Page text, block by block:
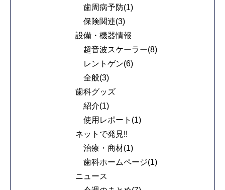
歯周病予防(1)
保険関連(3)
設備・機器情報
超音波スケーラー(8)
レントゲン(6)
全般(3)
歯科グッズ
紹介(1)
使用レポート(1)
ネットで発見!!
治療・商材(1)
歯科ホームページ(1)
ニュース